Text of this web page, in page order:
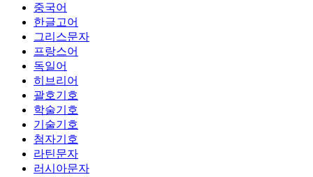
중국어
한글고어
그리스문자
프랑스어
독일어
히브리어
괄호기호
학술기호
기술기호
첨자기호
라틴문자
러시아문자